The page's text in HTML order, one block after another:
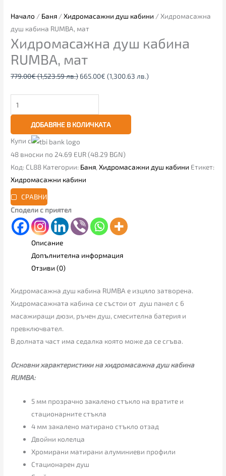
Начало / Баня /Хидромасажни душ кабини / Хидромасажна
душ кабина RUMBA, мат
Хидромасажна душ кабина
RUMBA, мат
779.00€(1,523.59 лв.) 665.00€ (1,300.63 лв.)
ДОБАВЯНЕ В КОЛИЧКАТА
Купи с
48 вноски по 24.69 EUR (48.29 BGN)
Код: CL88 Категории: Баня,Хидромасажни душ кабини Етикет:
Хидромасажни кабини
СРАВНИ
Сподели с приятел
Описание
Допълнителна информация
Отзиви (0)
Хидромасажна душ кабина RUMBA е изцяло затворена.
Хидромасажната кабина се състои от душ панел с 6
масажиращи дюзи, ръчен душ, смесителна батерия и
превключвател.
В долната част има седалка която може да се сгъва.
Основни характеристики на хидромасажна душ кабина
RUMBA:
5 мм прозрачно закалено стъкло на вратите и
стационарните стъкла
4 мм закалено матирано стъкло отзад
Двойни колелца
Хромирани матирани алуминиеви профили
Стационарен душ